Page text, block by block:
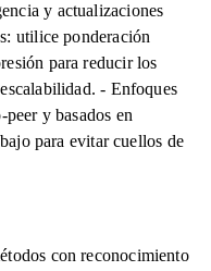
y actualizaciones
utilice ponderación
para reducir los
- Enfoques
y basados ​​en
para evitar cuellos de
con reconocimiento